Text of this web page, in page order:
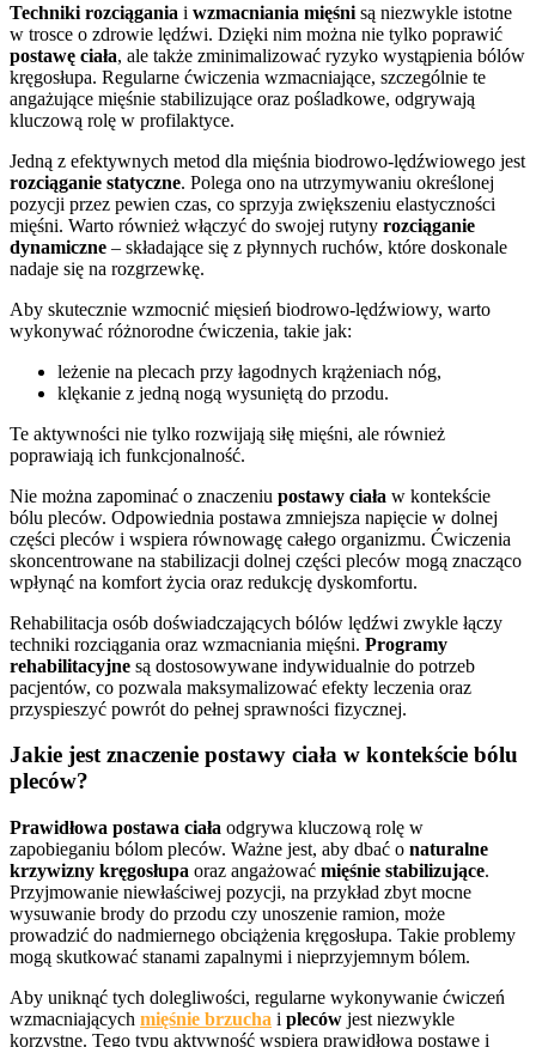
Techniki rozciągania i wzmacniania mięśni są niezwykle istotne
w trosce o zdrowie lędźwi. Dzięki nim można nie tylko poprawić
postawę ciała, ale także zminimalizować ryzyko wystąpienia bólów
kręgosłupa. Regularne ćwiczenia wzmacniające, szczególnie te
angażujące mięśnie stabilizujące oraz pośladkowe, odgrywają
kluczową rolę w profilaktyce.
Jedną z efektywnych metod dla mięśnia biodrowo-lędźwiowego jest
rozciąganie statyczne. Polega ono na utrzymywaniu określonej
pozycji przez pewien czas, co sprzyja zwiększeniu elastyczności
mięśni. Warto również włączyć do swojej rutyny rozciąganie
dynamiczne – składające się z płynnych ruchów, które doskonale
nadaje się na rozgrzewkę.
Aby skutecznie wzmocnić mięsień biodrowo-lędźwiowy, warto
wykonywać różnorodne ćwiczenia, takie jak:
leżenie na plecach przy łagodnych krążeniach nóg,
klękanie z jedną nogą wysuniętą do przodu.
Te aktywności nie tylko rozwijają siłę mięśni, ale również
poprawiają ich funkcjonalność.
Nie można zapominać o znaczeniu postawy ciała w kontekście
bólu pleców. Odpowiednia postawa zmniejsza napięcie w dolnej
części pleców i wspiera równowagę całego organizmu. Ćwiczenia
skoncentrowane na stabilizacji dolnej części pleców mogą znacząco
wpłynąć na komfort życia oraz redukcję dyskomfortu.
Rehabilitacja osób doświadczających bólów lędźwi zwykle łączy
techniki rozciągania oraz wzmacniania mięśni. Programy
rehabilitacyjne są dostosowywane indywidualnie do potrzeb
pacjentów, co pozwala maksymalizować efekty leczenia oraz
przyspieszyć powrót do pełnej sprawności fizycznej.
Jakie jest znaczenie postawy ciała w kontekście bólu
pleców?
Prawidłowa postawa ciała odgrywa kluczową rolę w
zapobieganiu bólom pleców. Ważne jest, aby dbać o naturalne
krzywizny kręgosłupa oraz angażować mięśnie stabilizujące.
Przyjmowanie niewłaściwej pozycji, na przykład zbyt mocne
wysuwanie brody do przodu czy unoszenie ramion, może
prowadzić do nadmiernego obciążenia kręgosłupa. Takie problemy
mogą skutkować stanami zapalnymi i nieprzyjemnym bólem.
Aby uniknąć tych dolegliwości, regularne wykonywanie ćwiczeń
wzmacniających mięśnie brzucha i pleców jest niezwykle
korzystne. Tego typu aktywność wspiera prawidłową postawę i